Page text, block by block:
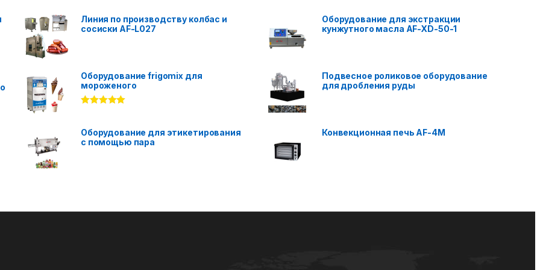
Линия по производству колбас и
сосиски AF-L027
Оборудование frigomix для
мороженого
Оборудование для этикетирования
с помощью пара
Оборудование для экстракции
кунжутного масла AF-XD-50-1
Подвесное роликовое оборудование
для дробления руды
Конвекционная печь AF-4M